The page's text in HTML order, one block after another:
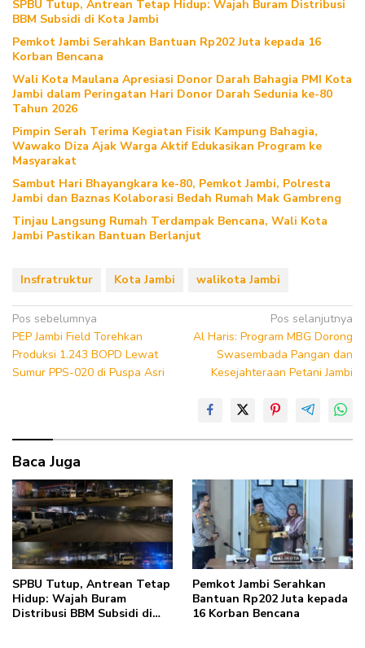
SPBU Tutup, Antrean Tetap Hidup: Wajah Buram Distribusi
BBM Subsidi di Kota Jambi
Pemkot Jambi Serahkan Bantuan Rp202 Juta kepada 16
Korban Bencana
Wali Kota Maulana Apresiasi Donor Darah Bahagia PMI Kota
Jambi dalam Peringatan Hari Donor Darah Sedunia ke-80
Tahun 2026
Pimpin Serah Terima Kegiatan Fisik Kampung Bahagia,
Wawako Diza Ajak Warga Aktif Edukasikan Program ke
Masyarakat
Sambut Hari Bhayangkara ke-80, Pemkot Jambi, Polresta
Jambi dan Baznas Kolaborasi Bedah Rumah Mak Gambreng
Tinjau Langsung Rumah Terdampak Bencana, Wali Kota
Jambi Pastikan Bantuan Berlanjut
Insfratruktur Kota Jambi walikota Jambi
Navigasi
pos
Pos sebelumnya
PEP Jambi Field Torehkan
Produksi 1.243 BOPD Lewat
Sumur PPS-020 di Puspa Asri
Pos selanjutnya
Al Haris: Program MBG Dorong
Swasembada Pangan dan
Kesejahteraan Petani Jambi
Baca Juga
SPBU Tutup, Antrean Tetap
Hidup: Wajah Buram
Distribusi BBM Subsidi di
Pemkot Jambi Serahkan
Bantuan Rp202 Juta kepada
16 Korban Bencana